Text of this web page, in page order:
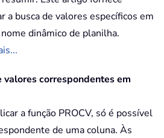
a busca de valores específicos em
dinâmico de planilha.
valores correspondentes em
a função PROCV, só é possível
de uma coluna. Às